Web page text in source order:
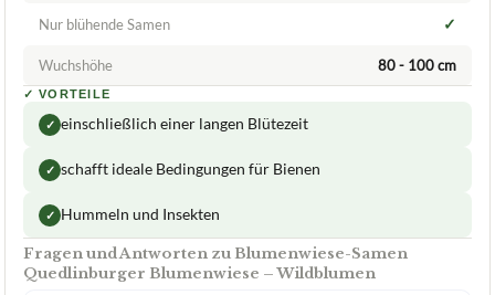
Nur blühende Samen ✓
Wuchshöhe 80 - 100 cm
✓ VORTEILE
✓ einschließlich einer langen Blütezeit
✓ schafft ideale Bedingungen für Bienen
✓ Hummeln und Insekten
Fragen und Antworten zu Blumenwiese-Samen
Quedlinburger Blumenwiese – Wildblumen